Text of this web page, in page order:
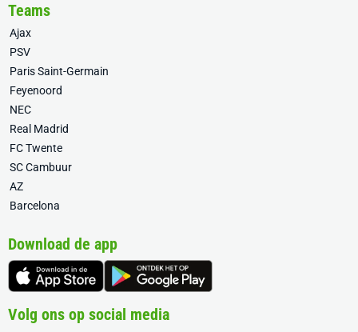
Teams
Ajax
PSV
Paris Saint-Germain
Feyenoord
NEC
Real Madrid
FC Twente
SC Cambuur
AZ
Barcelona
Download de app
Volg ons op social media